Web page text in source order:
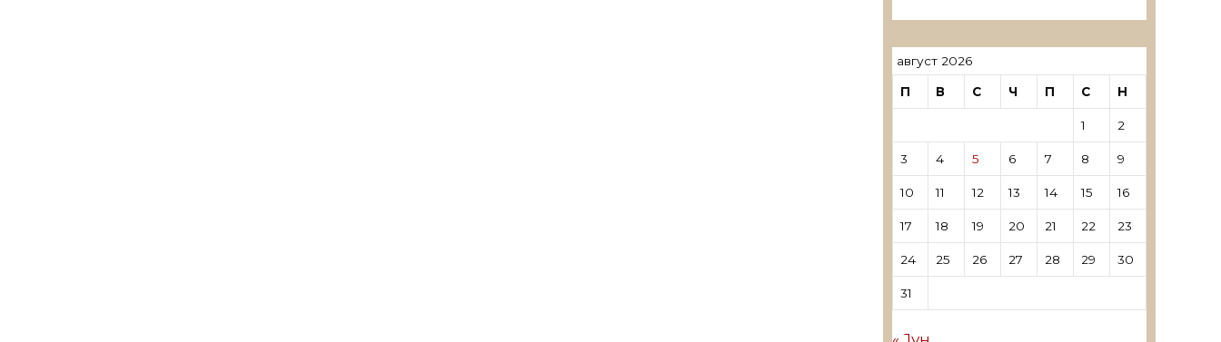
август 2026
П В С Ч П С Н
1 2
3 4 5 6 7 8 9
10 11 12 13 14 15 16
17 18 19 20 21 22 23
24 25 26 27 28 29 30
31